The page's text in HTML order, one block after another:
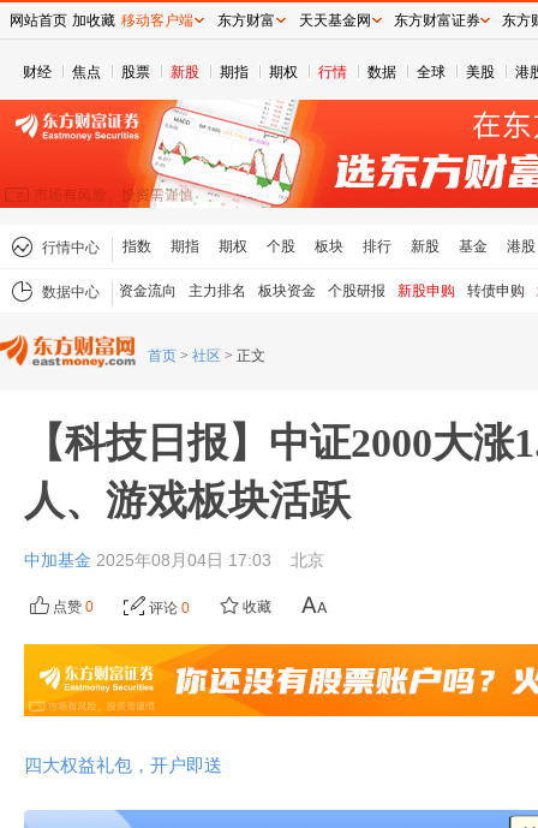
财经 焦点 股票 新股 期指 期权 行情 数据 全球 美股 港
行情中心 指数 期指 期权 个股 板块 排行 新股 基金 港股
数据中心 资金流向 主力排名 板块资金 个股研报 新股申购 转债申购
首页 > 社区 > 正文
【科技日报】中证2000大涨
人、游戏板块活跃
中加基金 2025年08月04日 17:03 北京
点赞 0 评论 0 收藏
四大权益礼包，开户即送
网站首页 加收藏 移动客户端 东方财富 天天基金网 东方财富证券 东方